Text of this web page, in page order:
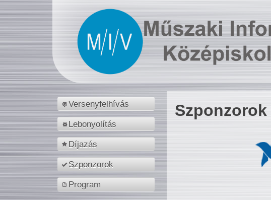
Versenyfelhívás
Lebonyolítás
Díjazás
Szponzorok
Program
Szponzorok